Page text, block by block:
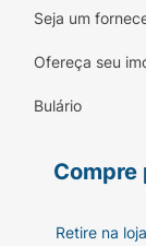
Seja um
Ofereça seu
Bulário
Compre
Retire na